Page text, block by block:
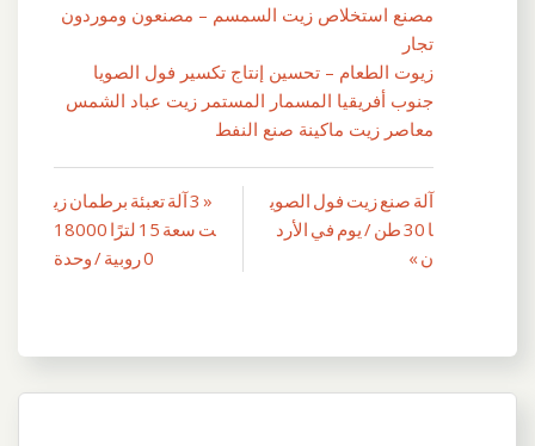
مصنع استخلاص زيت السمسم – مصنعون وموردون
تجار
زيوت الطعام – تحسين إنتاج تكسير فول الصويا
جنوب أفريقيا المسمار المستمر زيت عباد الشمس
معاصر زيت ماكينة صنع النفط
تصفّح
المقالات
« 3 آلة تعبئة برطمان زي
ت سعة 15 لترًا 18000
0 روبية / وحدة
آلة صنع زيت فول الصوي
ا 30 طن / يوم في الأرد
ن »